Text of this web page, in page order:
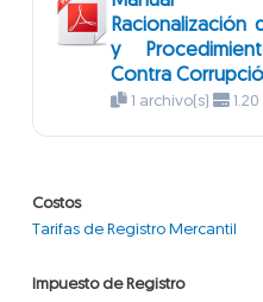
Racionalización
y
Contra
1 archivo(s)
Costos
Tarifas de Registro Mercantil
Impuesto de Registro